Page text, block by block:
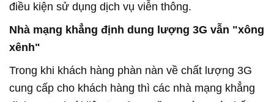
điều kiện sử dụng dịch vụ viễn thông.
Nhà mạng khẳng định dung lượng 3G vẫn "xông
xênh"
Trong khi khách hàng phàn nàn về chất lượng 3G
cung cấp cho khách hàng thì các nhà mạng khẳng